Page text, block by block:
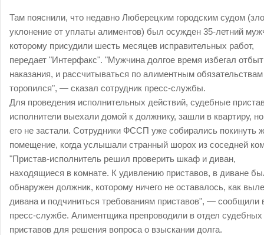
Там пояснили, что недавно Люберецким городским судом
уклонение от уплаты алиментов) был осужден 35-летний
которому присудили шесть месяцев исправительных работ,
передает "Интерфакс". "Мужчина долгое время избегал
наказания, и рассчитываться по алиментным
торопился", — сказал сотрудник пресс-службы.
Для проведения исполнительных действий, судебные
исполнители выехали домой к должнику, зашли в квартиру,
его не застали. Сотрудники ФССП уже собирались покинуть
помещение, когда услышали странный шорох из соседней
"Пристав-исполнитель решил проверить шкаф и диван,
находящиеся в комнате. К удивлению приставов, в диване
обнаружен должник, которому ничего не оставалось, как
дивана и подчиниться требованиям приставов", — сообщили
пресс-службе. Алиментщика препроводили в отдел судебных
приставов для решения вопроса о взыскании долга.